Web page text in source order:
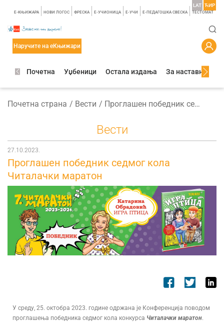
E-КЊИЖАРА НОВИ ЛОГОС ФРЕСКА E-УЧИОНИЦА E-УЧИ Е-ПЕДАГОШКА СВЕСКА TЕСТОМАТ
LAT ЋИР
Наручите на еКњижари
Почетна Уџбеници Остала издања За наставнике
Почетна страна Вести Проглашен победник седмог кола Читалачки маратон
Вести
27.10.2023.
Проглашен победник седмог кола
Читалачки маратон
У среду, 25. октобра 2023. године одржана је Конференција поводом
проглашења победника седмог кола конкурса Читалачки маратон.